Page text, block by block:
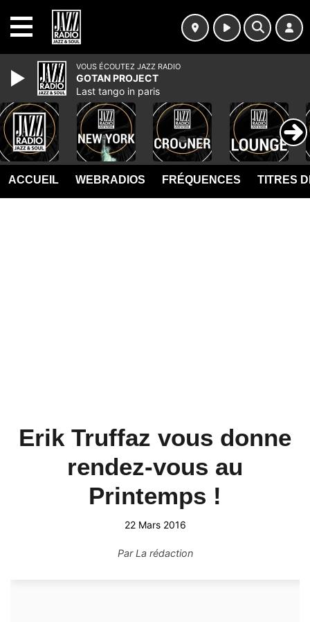
ACCUEIL WEBRADIOS FRÉQUENCES TITRES
Erik Truffaz vous donne
rendez-vous au
Printemps !
22 Mars 2016
ParLa rédaction
VOUS ÉCOUTEZ JAZZ RADIO
GOTAN PROJECT
Last tango in paris